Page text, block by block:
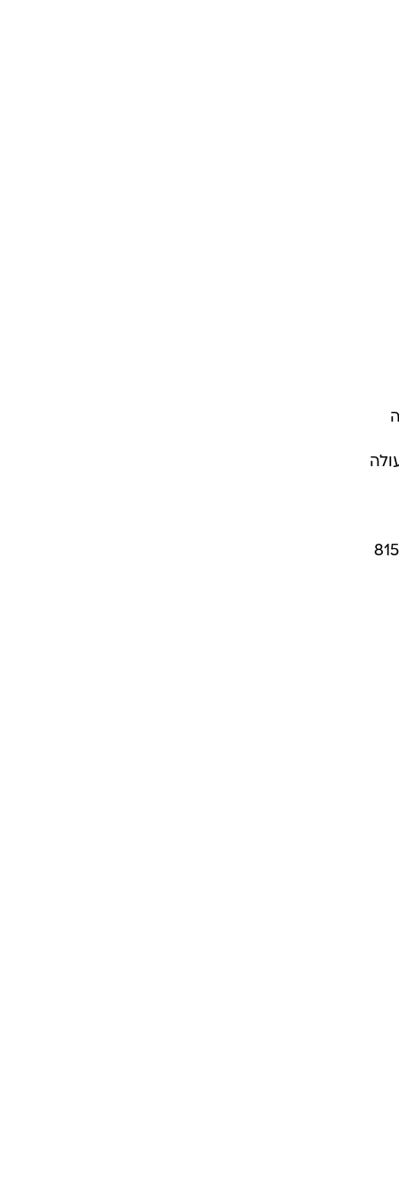
עולה
שיצאה מסט הצילומים אל המרחב הציבורי, נבחרו סנדלי עקב זהובים של ג'יאנביטו רוסי שעולים 815